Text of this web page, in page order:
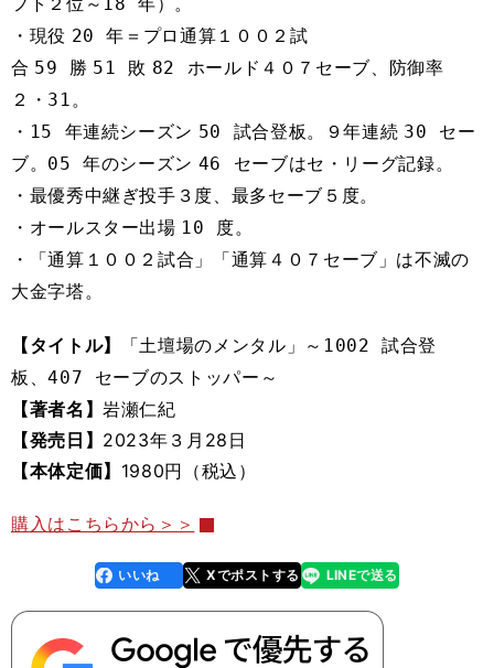
フト２位～
年） 。
・ 現役 20
年＝プロ通算１００２試
合 59 勝 51 敗 82
ホールド４０７セーブ、防御率
２・ 31 。
・ 15 年連続シーズン 50 試合登板。９年連続 30
セー
ブ。 05 年のシーズン 46
セーブはセ・リーグ記録。
・ 最優秀中継ぎ投手３度、最多セーブ５度。
・ オールスター出場 10
度。
・
「通算１００２試合 」 「通算 ４０７セーブ」は不滅の
大金字塔。
【タイトル】 「 土壇場のメンタル 」 ～ 1002
試合登
板、407 セーブのストッパー ～
【著者名】岩瀬仁紀
【発売日】 2023年３月28日
【本体定価】 1980円（税込）
購入はこちらから＞＞
faceboo
k
いいね Xでポストする
line LINEで送る